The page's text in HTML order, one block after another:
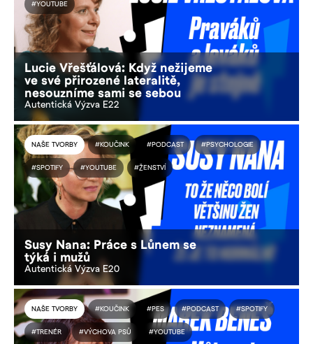
#YOUTUBE
Lucie Vřešťálová: Když nežijeme
ve své přirozené lateralitě,
nesouzníme sami se sebou
Autentická Výzva E22
NAŠE TVORBY #KOUČINK #PODCAST #PSYCHOLOGIE
#SPOTIFY #YOUTUBE #ŽENSTVÍ
Susy Nana: Práce s Lůnem se
týká i mužů
Autentická Výzva E20
NAŠE TVORBY #KOUČINK #PES #PODCAST #SPOTIFY
#TRENÉR #VÝCHOVA PSŮ #YOUTUBE